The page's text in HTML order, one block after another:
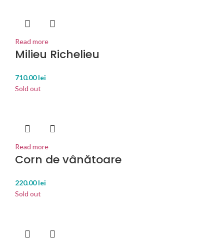
Read more
Milieu Richelieu
710.00lei
Sold out
Read more
Corn de vânătoare
220.00lei
Sold out